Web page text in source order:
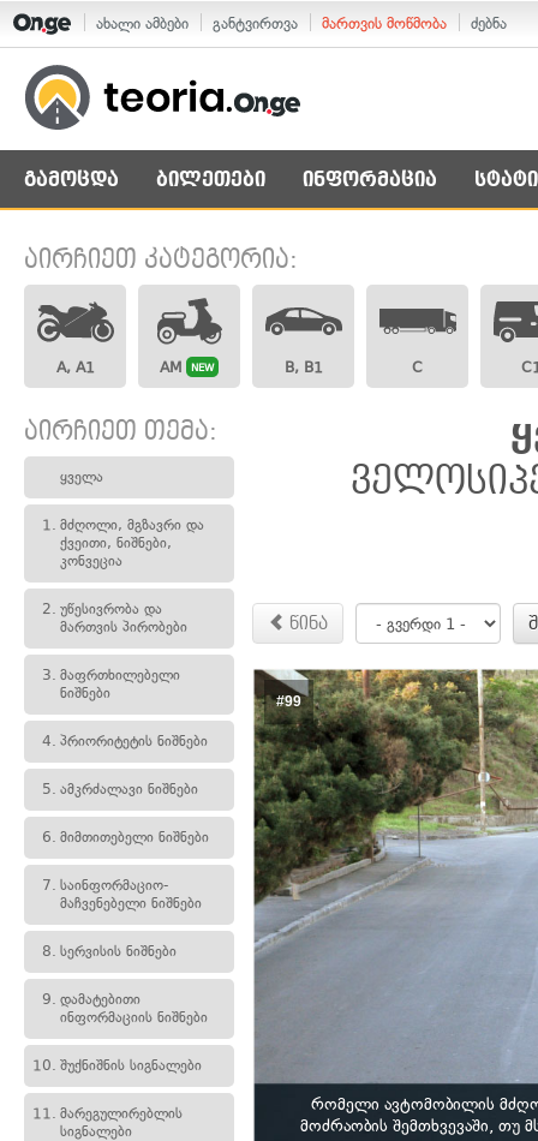
ახალი ამბები განტვირთვა მართვის მოწმობა ძებნა
გამოცდა ბილეთები ინფორმაცია
აირჩიეთ კატეგორია:
A, A1 AM NEW B, B1 C
აირჩიეთ თემა:
ყველა
1. მძღოლი, მგზავრი და
ქვეითი, ნიშნები,
კონვეცია
2. უწესივრობა და
მართვის პირობები
3. მაფრთხილებელი
ნიშნები
4. პრიორიტეტის ნიშნები
5. ამკრძალავი ნიშნები
6. მიმთითებელი ნიშნები
7. საინფორმაციო-
მაჩვენებელი ნიშნები
8. სერვისის ნიშნები
9. დამატებითი
ინფორმაციის ნიშნები
10. შუქნიშნის სიგნალები
11. მარეგულირებლის
სიგნალები
წინა
#99
რომელი ავტომობილის
მოძრაობის შემთხვევაში, თუ